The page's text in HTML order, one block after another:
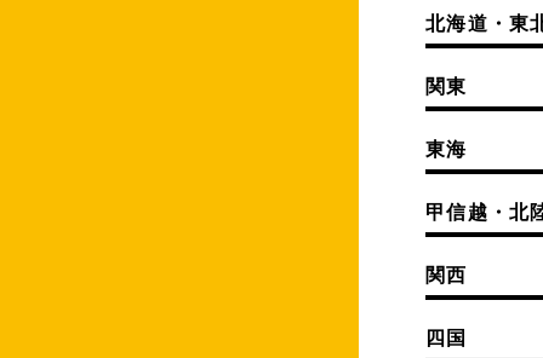
北海道・東
関東
東海
甲信越・北
関西
四国